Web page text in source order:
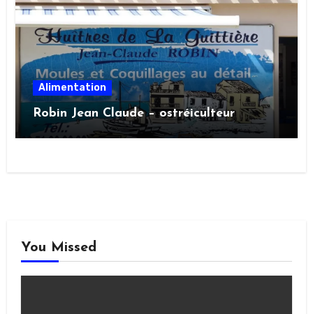
Alimentation
Robin Jean Claude – ostréiculteur
You Missed